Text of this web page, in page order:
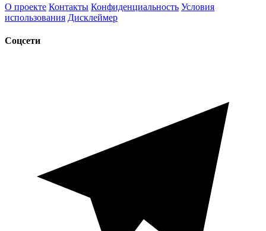
О проекте Контакты Конфиденциальность Условия
использования Дисклеймер
Соцсети